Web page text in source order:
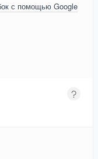
с помощью Google